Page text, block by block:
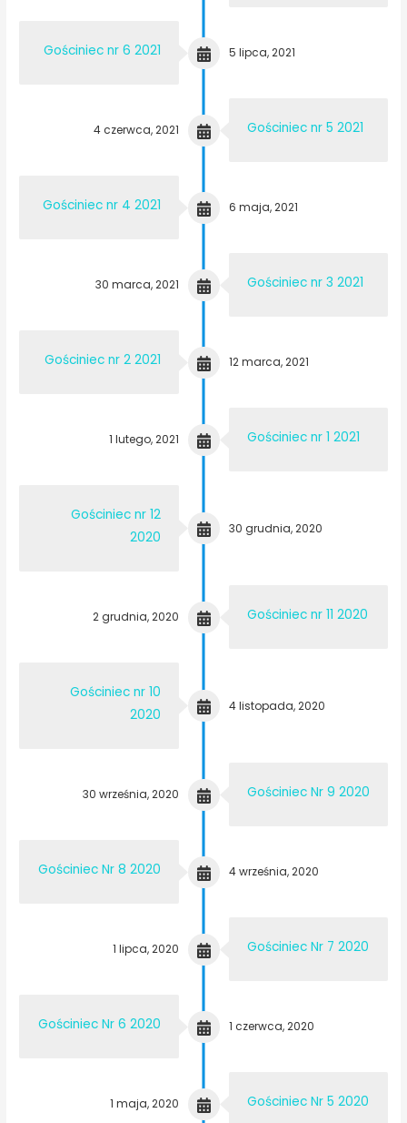
Gościniec nr 6 2021 5 lipca, 2021
Gościniec nr 5 2021
4 czerwca, 2021
Gościniec nr 4 2021 6 maja, 2021
Gościniec nr 3 2021
30 marca, 2021
Gościniec nr 2 2021 12 marca, 2021
Gościniec nr 1 2021
1 lutego, 2021
Gościniec nr 12
2020
30 grudnia, 2020
Gościniec nr 11 2020
2 grudnia, 2020
Gościniec nr 10
2020
4 listopada, 2020
Gościniec Nr 9 2020
30 września, 2020
Gościniec Nr 8 2020 4 września, 2020
Gościniec Nr 7 2020
1 lipca, 2020
Gościniec Nr 6 2020 1 czerwca, 2020
Gościniec Nr 5 2020
1 maja, 2020